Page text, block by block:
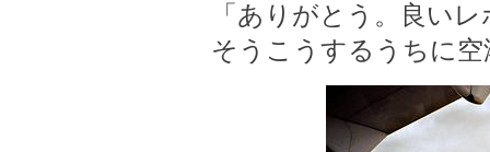
「ありがとう。良い
そうこうするうちに